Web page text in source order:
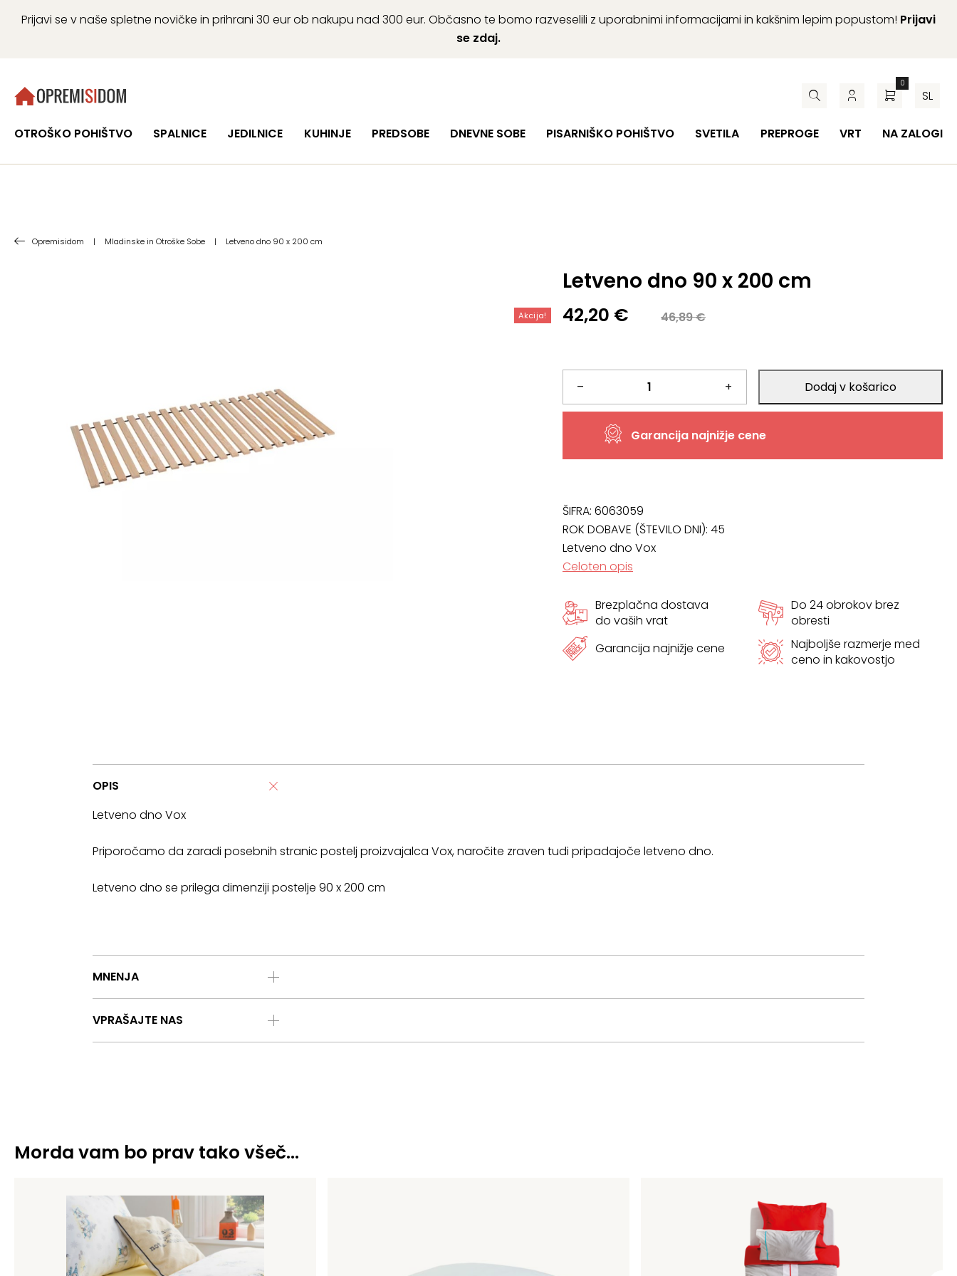
Prijavi se v naše spletne novičke in prihrani 30 eur ob nakupu nad 300 eur. Občasno te bomo razveselili z uporabnimi informacijami in kakšnim lepim popustom! Prijavi
se zdaj.
0
SL
OTROŠKO POHIŠTVO SPALNICE JEDILNICE KUHINJE PREDSOBE DNEVNE SOBE PISARNIŠKO POHIŠTVO SVETILA PREPROGE VRT NA ZALOGI
Opremisidom | Mladinske in Otroške Sobe | Letveno dno 90 x 200 cm
Letveno dno 90 x 200 cm
Akcija! 46,89€
Izvirna
bila:
46,89 €.
42,20 €
Trenutna
42,20 €.
–
Letveno
dno
200
cm
količina
+ Dodaj v košarico
Garancija najnižje cene
ŠIFRA: 6063059
ROK DOBAVE (ŠTEVILO DNI): 45
Letveno dno Vox
Celoten opis
Brezplačna dostava
do vaših vrat
Do 24 obrokov brez
obresti
Garancija najnižje cene
Najboljše razmerje med
ceno in kakovostjo
OPIS
Letveno dno Vox
Priporočamo da zaradi posebnih stranic postelj proizvajalca Vox, naročite zraven tudi pripadajoče letveno dno.
Letveno dno se prilega dimenziji postelje 90 x 200 cm
MNENJA
VPRAŠAJTE NAS
Morda vam bo prav tako všeč…